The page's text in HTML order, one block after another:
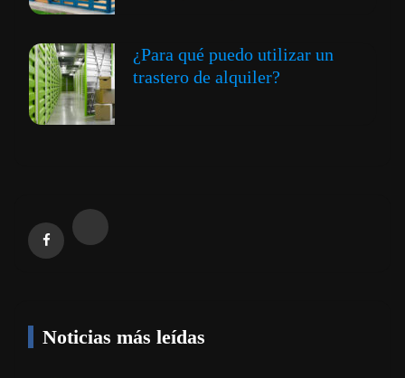
¿Para qué puedo utilizar un
trastero de alquiler?
Noticias más leídas